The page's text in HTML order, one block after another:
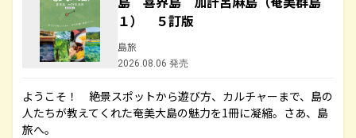
１） ５訂版
島旅
2026.08.06 発売
ようこそ！ 絶景スポットから遊び方、カルチャーまで、島の
人たちが教えてくれた奄美大島の魅力を1冊に凝縮。さあ、島
旅へ。